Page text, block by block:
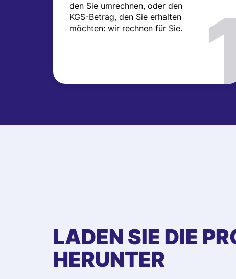
den Sie umrechnen, oder den
KGS-Betrag, den Sie erhalten
möchten: wir rechnen für Sie.
LADEN SIE DIE
HERUNTER